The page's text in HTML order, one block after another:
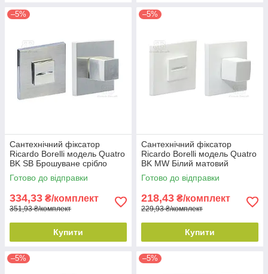
–5%
Сантехнічний фіксатор
Ricardo Borelli модель Quatro
BK SB Брошуване срібло
Готово до відправки
334,33 ₴/комплект
351,93 ₴/комплект
Купити
–5%
Сантехнічний фіксатор
Ricardo Borelli модель Quatro
BK MW Білий матовий
Готово до відправки
218,43 ₴/комплект
229,93 ₴/комплект
Купити
–5% –5%